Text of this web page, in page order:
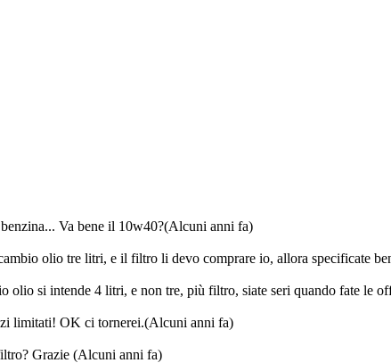
Va bene il 10w40?(Alcuni anni fa)
olio tre litri, e il filtro li devo comprare io, allora specificate
si intende 4 litri, e non tre, più filtro, siate seri quando fate le
limitati! OK ci tornerei.(Alcuni anni fa)
Grazie (Alcuni anni fa)